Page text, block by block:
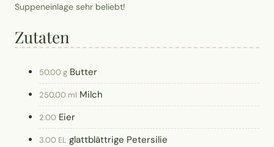
Suppeneinlage sehr beliebt!
Zutaten
50.00 g Butter
250.00 ml Milch
2.00 Eier
3.00 EL glattblättrige Petersilie